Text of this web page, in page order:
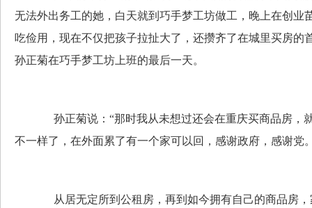
无法外出务工的她，白天就到巧手梦工坊做工，晚上在创业
吃俭用，现在不仅把孩子拉扯大了，还攒齐了在城里买房的
孙正菊在巧手梦工坊上班的最后一天。
孙正菊说：“那时我从未想过还会在重庆买商品房，就
不一样了，在外面累了有一个家可以回，感谢政府，感谢党
从居无定所到公租房，再到如今拥有自己的商品房，